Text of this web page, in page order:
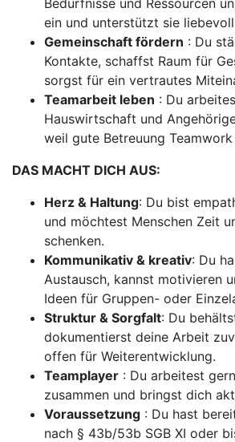
Bedürfnisse und Ressourcen
ein und unterstützt sie
Gemeinschaft fördern : Du
Kontakte, schaffst Raum für
sorgst für ein vertrautes
Teamarbeit leben : Du
Hauswirtschaft und
weil gute Betreuung
DAS MACHT DICH AUS:
Herz & Haltung: Du bist
und möchtest Menschen Zeit
schenken.
Kommunikativ & kreativ: Du
Austausch, kannst motivieren
Ideen für Gruppen- oder
Struktur & Sorgfalt: Du
dokumentierst deine Arbeit
offen für Weiterentwicklung.
Teamplayer : Du arbeitest
zusammen und bringst dich
Voraussetzung : Du hast
nach § 43b/53b SGB XI oder